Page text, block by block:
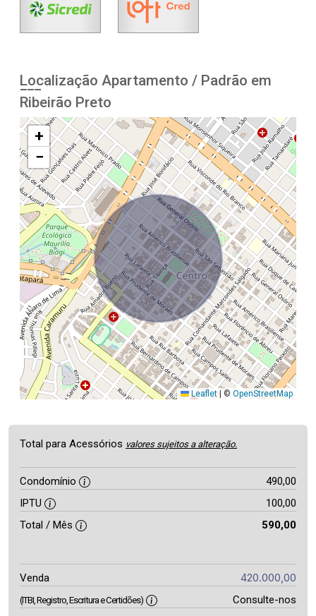
Localização Apartamento / Padrão em
Ribeirão Preto
+
−
Leaflet © OpenStreetMap
Total para Acessórios valores sujeitos a alteração.
Condomínio
490,00
IPTU
100,00
Total / Mês
590,00
Venda 420.000,00
(ITBI, Registro, Escritura e Certidões)
Consulte-nos